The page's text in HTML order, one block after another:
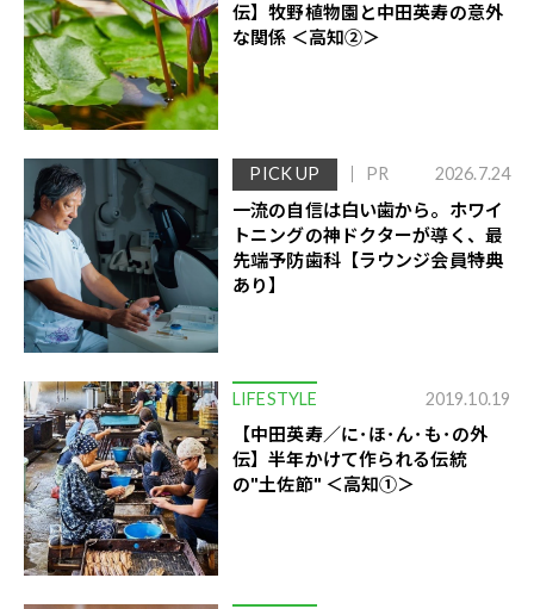
伝】牧野植物園と中田英寿の意外
な関係 ＜高知②＞
PICK UP PR 2026.7.24
一流の自信は白い歯から。ホワイ
トニングの神ドクターが導く、最
先端予防歯科【ラウンジ会員特典
あり】
LIFESTYLE 2019.10.19
【中田英寿／に･ほ･ん･も･の外
伝】半年かけて作られる伝統
の"土佐節" ＜高知①＞